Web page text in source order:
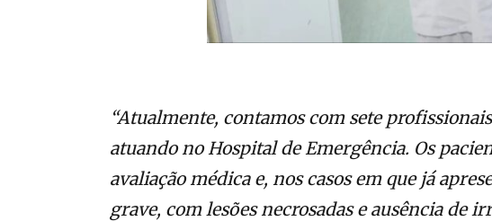
“Atualmente, contamos com sete
atuando no Hospital de Emergência. Os
avaliação médica e, nos casos em que já
grave, com lesões necrosadas e ausência de